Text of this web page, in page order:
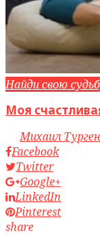
Найди свою
Моя
byМихаил
Facebook
Twitter
Google+
LinkedIn
Pinterest
share